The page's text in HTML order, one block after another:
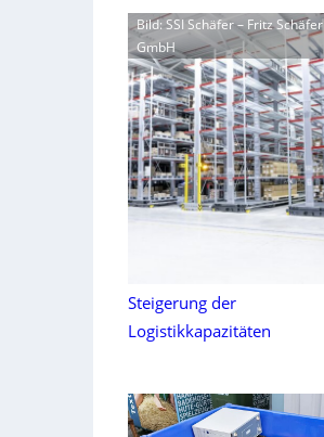
Bild: SSI Schäfer – Fritz Schäfer
GmbH
Steigerung der
Logistikkapazitäten